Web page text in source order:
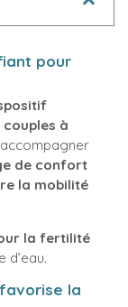
pour
à
de confort
la mobilité
la fertilité
favorise la